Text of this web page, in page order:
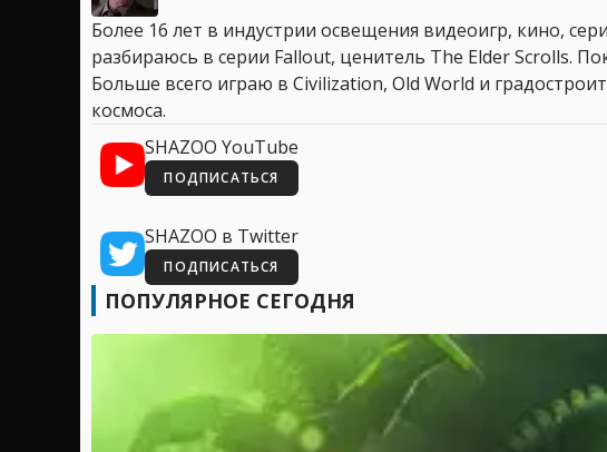
Более 16 лет в индустрии освещения видеоигр, кино,
разбираюсь в серии Fallout, ценитель The Elder Scrolls.
Больше всего играю в Civilization, Old World и
космоса.
SHAZOO YouTube
ПОДПИСАТЬСЯ
SHAZOO в Twitter
ПОДПИСАТЬСЯ
ПОПУЛЯРНОЕ СЕГОДНЯ